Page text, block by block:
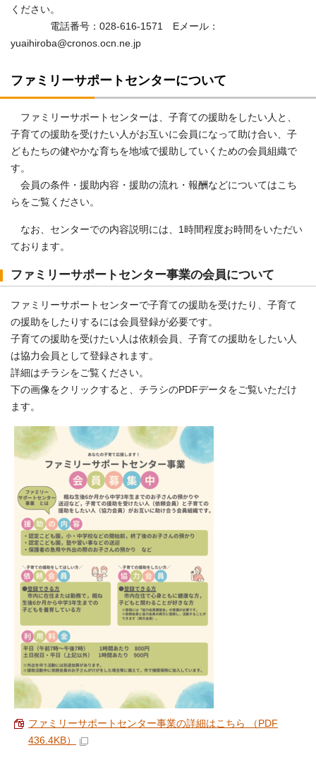
ください。
電話番号：028-616-1571 Eメール：
yuaihiroba@cronos.ocn.ne.jp
ファミリーサポートセンターについて
ファミリーサポートセンターは、子育ての援助をしたい人と、
子育ての援助を受けたい人がお互いに会員になって助け合い、子
どもたちの健やかな育ちを地域で援助していくための会員組織で
す。
会員の条件・援助内容・援助の流れ・報酬などについてはこち
らをご覧ください。
なお、センターでの内容説明には、1時間程度お時間をいただい
ております。
ファミリーサポートセンター事業の会員について
ファミリーサポートセンターで子育ての援助を受けたり、子育て
の援助をしたりするには会員登録が必要です。
子育ての援助を受けたい人は依頼会員、子育ての援助をしたい人
は協力会員として登録されます。
詳細はチラシをご覧ください。
下の画像をクリックすると、チラシのPDFデータをご覧いただけ
ます。
ファミリーサポートセンター事業の詳細はこちら （PDF
436.4KB）